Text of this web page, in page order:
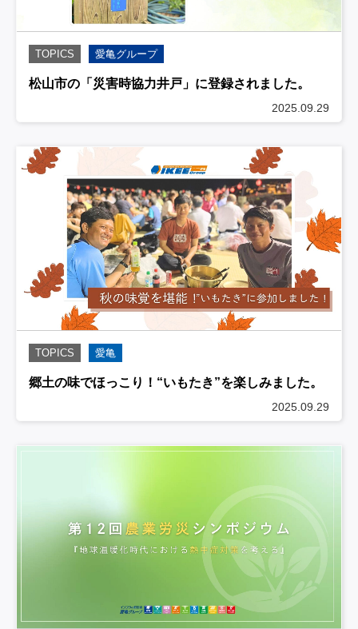
TOPICS 愛亀グループ
松山市の「災害時協力井戸」に登録されました。
2025.09.29
TOPICS 愛亀
郷土の味でほっこり！“いもたき”を楽しみました。
2025.09.29